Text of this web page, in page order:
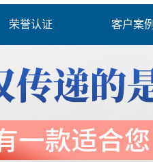
荣誉认证 客户案例